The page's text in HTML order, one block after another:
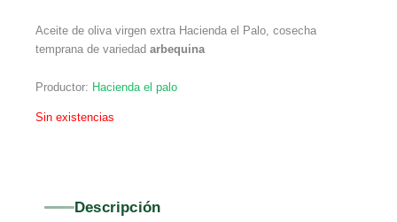
Aceite de oliva virgen extra Hacienda el Palo, cosecha
temprana de variedad arbequina
Productor: Hacienda el palo
Sin existencias
Descripción